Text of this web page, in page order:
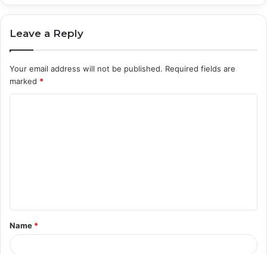
Leave a Reply
Your email address will not be published. Required fields are
marked *
t
*
Name *